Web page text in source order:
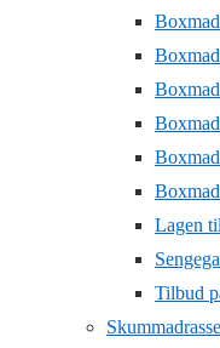
Lagen
Tilbud